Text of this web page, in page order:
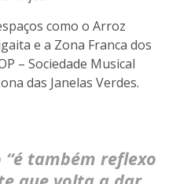
como o Arroz
e a Zona Franca dos
– Sociedade Musical
das Janelas Verdes.
também reflexo